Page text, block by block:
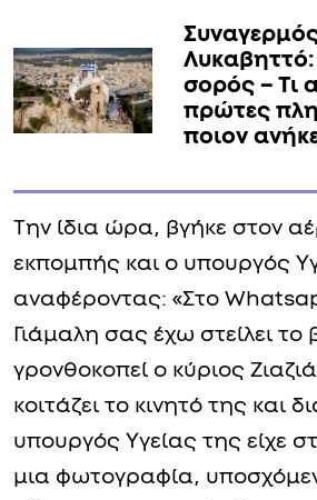
σορός – Τι
πρώτες
ποιον
Την ίδια ώρα, βγήκε στον
εκπομπής και ο υπουργός
αναφέροντας: «Στο
Γιάμαλη σας έχω στείλει το
γρονθοκοπεί ο κύριος
κοιτάζει το κινητό της και
υπουργός Υγείας της είχε
μια φωτογραφία,